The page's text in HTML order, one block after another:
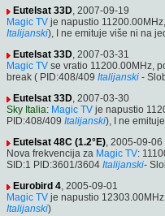
Eutelsat 33D, 2007-09-19
Magic TV je napustio
Italijanski), I ne emituje više ni na
Eutelsat 33D, 2007-03-31
Magic TV se vratio 11200.00MHz,
break ( PID:408/409 Italijanski -
Eutelsat 33D, 2007-03-30
Sky Italia: Magic TV je napustio
PID:408/409 Italijanski), I ne
Eutelsat 48C (1.2°E), 2005-09-06
Nova frekvencija za Magic TV:
SID:1 PID:3601/3604 Italijanski-
Eurobird 4, 2005-09-01
Magic TV je napustio
Italijanski)